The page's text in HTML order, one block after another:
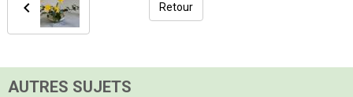
Retour
AUTRES SUJETS